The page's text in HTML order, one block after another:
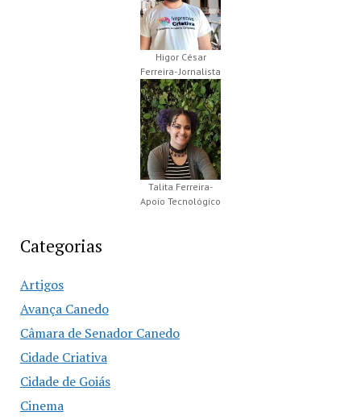
Higor César
Ferreira- Jornalista
Talita Ferreira-
Apoio Tecnológico
Categorias
Artigos
Avança Canedo
Câmara de Senador Canedo
Cidade Criativa
Cidade de Goiás
Cinema